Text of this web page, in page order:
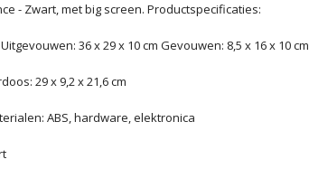
- Zwart, met big screen. Productspecificaties:
36 x 29 x 10 cm Gevouwen: 8,5 x 16 x 10 cm
29 x 9,2 x 21,6 cm
ABS, hardware, elektronica